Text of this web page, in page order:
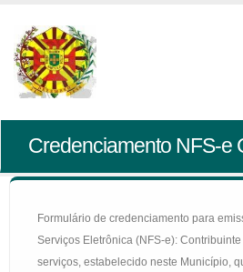
Credenciamento NFS-e
Formulário de credenciamento para
Serviços Eletrônica (NFS-e):
serviços, estabelecido neste Município,